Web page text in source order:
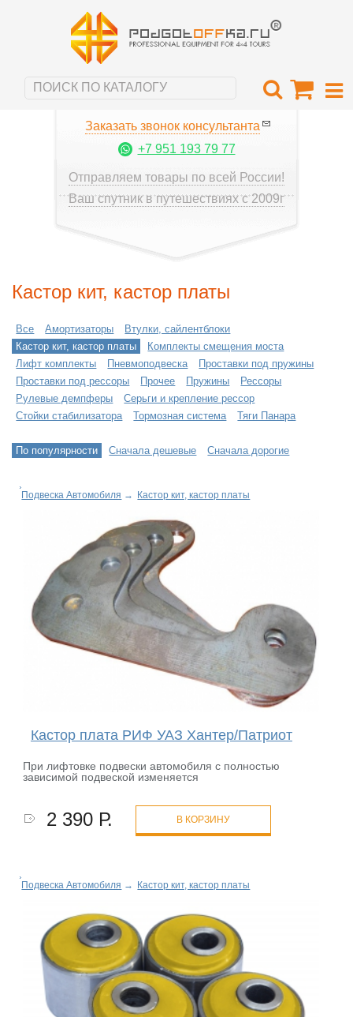
Заказать звонок консультанта
+7 951 193 79 77
Отправляем товары по всей России!
Ваш спутник в путешествиях с 2009г
Кастор кит, кастор платы
Все Амортизаторы
Втулки, сайлентблоки
Кастор кит, кастор платы
Комплекты смещения моста
Лифт комплекты
Пневмоподвеска
Проставки под пружины
Проставки под рессоры
Прочее Пружины
Рессоры
Рулевые демпферы
Серьги и крепление рессор
Стойки стабилизатора
Тормозная система Тяги Панара
По популярности Сначала дешевые Сначала дорогие
Подвеска Автомобиля → Кастор кит, кастор платы
Кастор плата РИФ УАЗ Хантер/Патриот
При лифтовке подвески автомобиля с полностью
зависимой подвеской изменяется
2 390 Р. В КОРЗИНУ
Подвеска Автомобиля → Кастор кит, кастор платы